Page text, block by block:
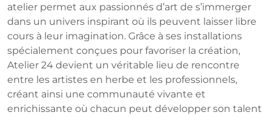
atelier permet aux passionnés d’art de s’immerger
dans un univers inspirant où ils peuvent laisser libre
cours à leur imagination. Grâce à ses installations
spécialement conçues pour favoriser la création,
Atelier 24 devient un véritable lieu de rencontre
entre les artistes en herbe et les professionnels,
créant ainsi une communauté vivante et
enrichissante où chacun peut développer son talent